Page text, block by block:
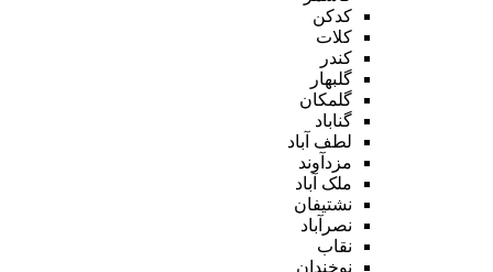
کدکن
کلات
کندر
گلبهار
گلمکان
گناباد
لطف آباد
مزدآوند
ملک آباد
نشتیفان
نصرآباد
نقاب
نوخندان